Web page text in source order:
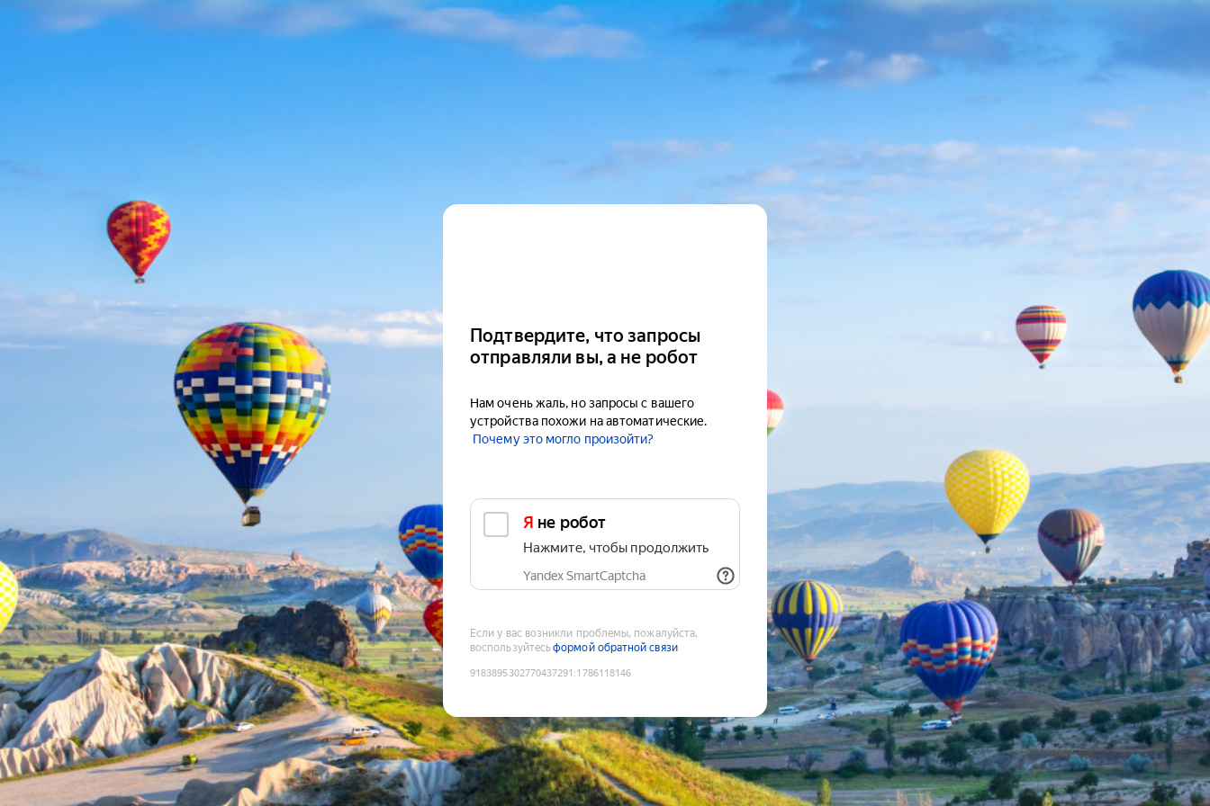
Подтвердите, что запросы
отправляли вы, а не робот
Нам очень жаль, но запросы с вашего
устройства похожи на автоматические.
Почему это могло произойти?
Я не робот
Нажмите, чтобы продолжить
Yandex SmartCaptcha
Если у вас возникли проблемы, пожалуйста,
воспользуйтесьформой обратной связи
9183895302770437291 :1786118146